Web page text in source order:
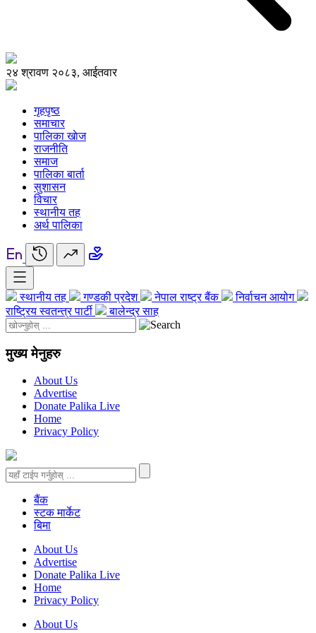
२४ श्रावण २०८३, आईतवार
गृहपृष्ठ
समाचार
पालिका खाेज
राजनीति
समाज
पालिका बार्ता
सुशासन
विचार
स्थानीय तह
अर्थ पालिका
स्थानीय तह गण्डकी प्रदेश नेपाल राष्ट्र बैंक
निर्वाचन आयोग
राष्ट्रिय स्वतन्त्र पार्टी
बालेन्द्र साह
मुख्य मेनुहरु
About Us
Advertise
Donate Palika Live
Home
Privacy Policy
बैंक
स्टक मार्केट
बिमा
About Us
Advertise
Donate Palika Live
Home
Privacy Policy
About Us